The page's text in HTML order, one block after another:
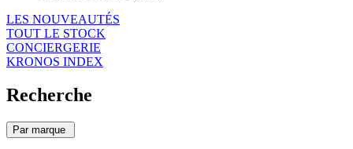
LES NOUVEAUTÉS
TOUT LE STOCK
CONCIERGERIE
KRONOS INDEX
Recherche
Par marque